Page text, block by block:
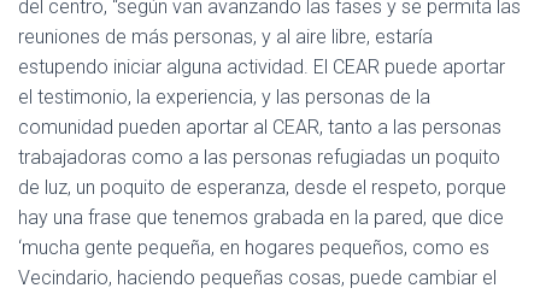
del centro, “según van avanzando las fases y se permita las
reuniones de más personas, y al aire libre, estaría
estupendo iniciar alguna actividad. El CEAR puede aportar
el testimonio, la experiencia, y las personas de la
comunidad pueden aportar al CEAR, tanto a las personas
trabajadoras como a las personas refugiadas un poquito
de luz, un poquito de esperanza, desde el respeto, porque
hay una frase que tenemos grabada en la pared, que dice
‘mucha gente pequeña, en hogares pequeños, como es
Vecindario, haciendo pequeñas cosas, puede cambiar el